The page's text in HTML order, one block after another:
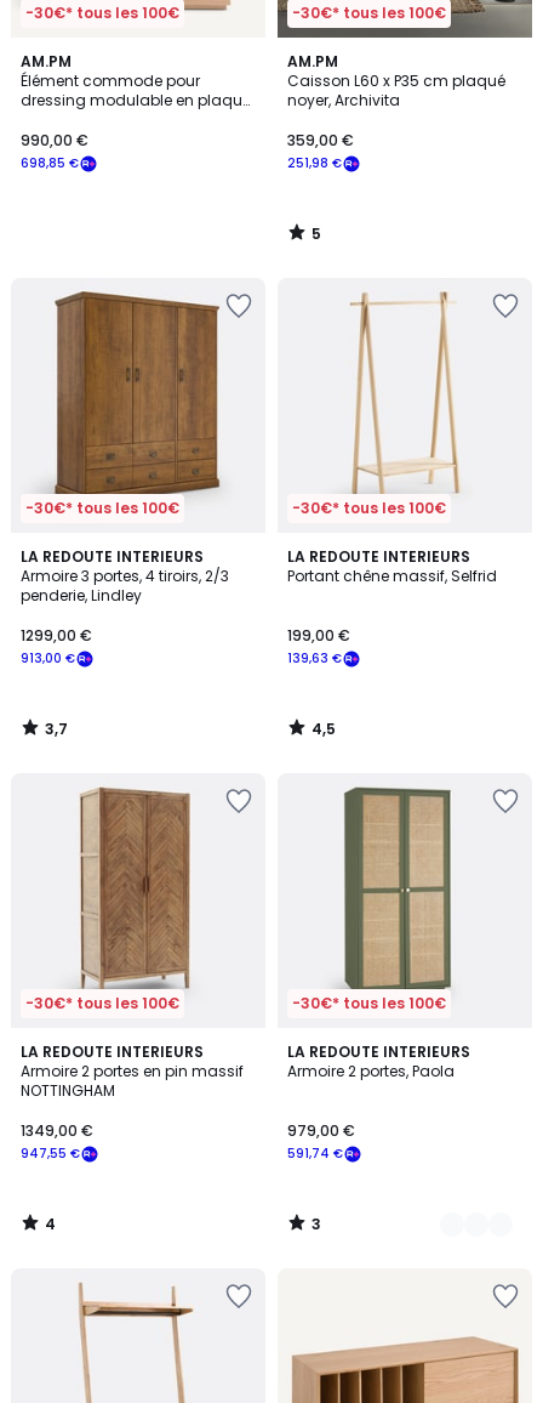
-30€* tous les 100€
AM.PM
Élément commode pour
dressing modulable en plaqué
698,85 €
990,00 €
-30€* tous les 100€
AM.PM
Caisson L60 x P35 cm plaqué
noyer, Archivita
251,98 €
359,00 €
5
/
5
5
/
-30€* tous les 100€
LA REDOUTE INTERIEURS
Armoire 3 portes, 4 tiroirs, 2/3
penderie, Lindley
913,00 €
1299,00 €
3,7
/ 5
3,7
/
-30€* tous les 100€
LA REDOUTE INTERIEURS
Portant chêne massif, Selfrid
139,63 €
199,00 €
4,5
/ 5
4,5
/
-30€* tous les 100€
LA REDOUTE INTERIEURS
Armoire 2 portes en pin massif
NOTTINGHAM
947,55 €
1349,00 €
4
/
5
4
/
-30€* tous les 100€
LA REDOUTE INTERIEURS
Armoire 2 portes, Paola
591,74 €
979,00 €
3
/
2
Couleurs
3
/